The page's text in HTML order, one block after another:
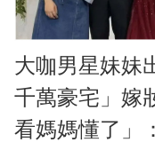
大咖男星妹妹
千萬豪宅」
看媽媽懂了」